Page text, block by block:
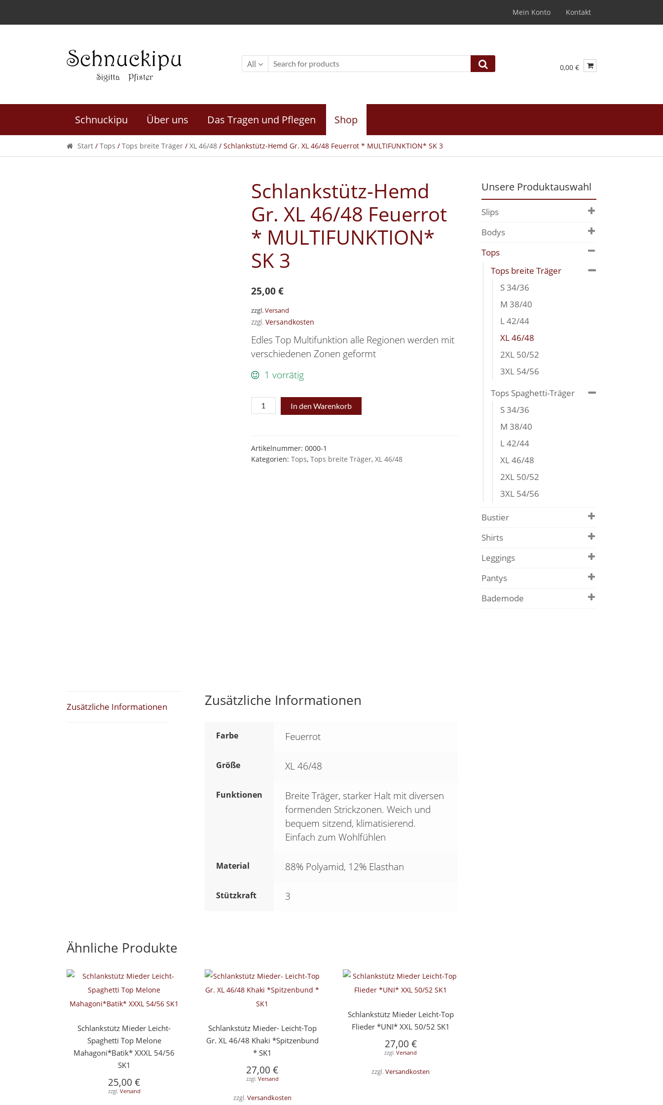
Mein Konto Kontakt
All 0,00 €
Schnuckipu Über uns Das Tragen und Pflegen Shop
Start/ Tops / Tops breite Träger/ XL 46/48/ Schlankstütz-Hemd Gr. XL 46/48 Feuerrot * MULTIFUNKTION* SK 3
Schlankstütz-Hemd
Gr. XL 46/48 Feuerrot
* MULTIFUNKTION*
SK 3
25,00€
zzgl.Versand
zzgl. Versandkosten
Edles Top Multifunktion alle Regionen werden mit
verschiedenen Zonen geformt
1 vorrätig
Schlankstütz-
Hemd
XL
46/48
In den Warenkorb
Artikelnummer: 0000-1
Kategorien: Tops, Tops breite Träger, XL 46/48
Zusätzliche Informationen Zusätzliche Informationen
Farbe Feuerrot
Größe XL 46/48
Funktionen
Breite Träger, starker Halt mit diversen
formenden Strickzonen. Weich und
bequem sitzend, klimatisierend.
Einfach zum Wohlfühlen
Material 88% Polyamid, 12% Elasthan
Stützkraft 3
Ähnliche Produkte
Schlankstütz Mieder Leicht-
Spaghetti Top Melone
Mahagoni*Batik* XXXL 54/56
SK1
25,00€
zzgl. Versand
Schlankstütz Mieder- Leicht-Top
Gr. XL 46/48 Khaki *Spitzenbund
* SK1
27,00€
zzgl. Versand
zzgl. Versandkosten
Schlankstütz Mieder Leicht-Top
Flieder *UNI* XXL 50/52 SK1
27,00 €
zzgl.Versand
zzgl.Versandkosten
Unsere Produktauswahl
Slips
Bodys
Tops
Tops breite Träger
S 34/36
M 38/40
L 42/44
XL 46/48
2XL 50/52
3XL 54/56
Tops Spaghetti-Träger
S 34/36
M 38/40
L 42/44
XL 46/48
2XL 50/52
3XL 54/56
Bustier
Shirts
Leggings
Pantys
Bademode